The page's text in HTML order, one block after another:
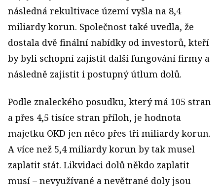
následná rekultivace území vyšla na 8,4
miliardy korun. Společnost také uvedla, že
dostala dvě finální nabídky od investorů, kteří
by byli schopní zajistit další fungování firmy a
následně zajistit i postupný útlum dolů.
Podle znaleckého posudku, který má 105 stran
a přes 4,5 tisíce stran příloh, je hodnota
majetku OKD jen něco přes tři miliardy korun.
A více než 5,4 miliardy korun by tak musel
zaplatit stát. Likvidaci dolů někdo zaplatit
musí – nevyužívané a nevětrané doly jsou